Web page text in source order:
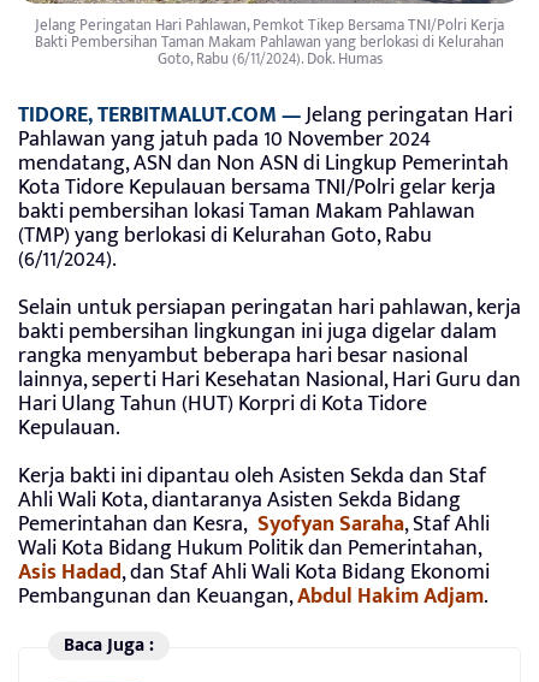
Jelang Peringatan Hari Pahlawan, Pemkot Tikep Bersama TNI/Polri Kerja
Bakti Pembersihan Taman Makam Pahlawan yang berlokasi di Kelurahan
Goto, Rabu (6/11/2024). Dok. Humas
TIDORE, TERBITMALUT.COM —Jelang peringatan Hari
Pahlawan yang jatuh pada 10 November 2024
mendatang, ASN dan Non ASN di Lingkup Pemerintah
Kota Tidore Kepulauan bersama TNI/Polri gelar kerja
bakti pembersihan lokasi Taman Makam Pahlawan
(TMP) yang berlokasi di Kelurahan Goto, Rabu
(6/11/2024).
Selain untuk persiapan peringatan hari pahlawan, kerja
bakti pembersihan lingkungan ini juga digelar dalam
rangka menyambut beberapa hari besar nasional
lainnya, seperti Hari Kesehatan Nasional, Hari Guru dan
Hari Ulang Tahun (HUT) Korpri di Kota Tidore
Kepulauan.
Kerja bakti ini dipantau oleh Asisten Sekda dan Staf
Ahli Wali Kota, diantaranya Asisten Sekda Bidang
Pemerintahan dan Kesra, Syofyan Saraha, Staf Ahli
Wali Kota Bidang Hukum Politik dan Pemerintahan,
Asis Hadad, dan Staf Ahli Wali Kota Bidang Ekonomi
Pembangunan dan Keuangan,Abdul Hakim Adjam.
Baca Juga :